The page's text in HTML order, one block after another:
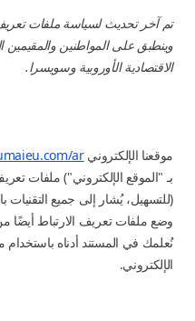
وينطبق على المواطنين
الاقتصادية الأوروبية وسويسرا.
موقعنا الإلكترونيar/
بـ "الموقع الإلكتروني") ملفات
(للتسهيل، يُشار إلى جميع
وضع ملفات تعريف الارتباط أيضًا
نُعلمك في المستند أدناه
الإلكتروني.